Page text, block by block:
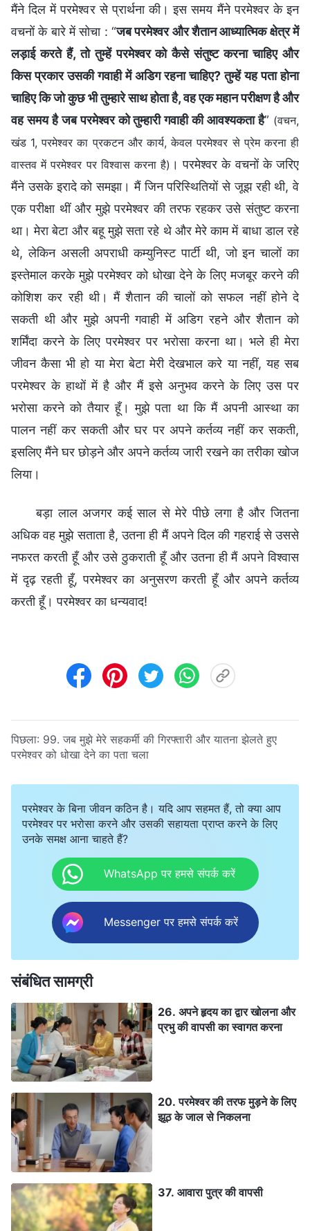
मैंने दिल में परमेश्वर से प्रार्थना की। इस समय मैंने परमेश्वर के इन
वचनों के बारे में सोचा : “जब परमेश्वर और शैतान आध्यात्मिक क्षेत्र में
लड़ाई करते हैं, तो तुम्हें परमेश्वर को कैसे संतुष्ट करना चाहिए और
किस प्रकार उसकी गवाही में अडिग रहना चाहिए? तुम्हें यह पता होना
चाहिए कि जो कुछ भी तुम्हारे साथ होता है, वह एक महान परीक्षण है और
वह समय है जब परमेश्वर को तुम्हारी गवाही की आवश्यकता है” (वचन,
खंड 1, परमेश्वर का प्रकटन और कार्य, केवल परमेश्वर से प्रेम करना ही
वास्तव में परमेश्वर पर विश्वास करना है) । परमेश्वर के वचनों के जरिए
मैंने उसके इरादे को समझा। मैं जिन परिस्थितियों से जूझ रही थी, वे
एक परीक्षा थीं और मुझे परमेश्वर की तरफ रहकर उसे संतुष्ट करना
था। मेरा बेटा और बहू मुझे सता रहे थे और मेरे काम में बाधा डाल रहे
थे, लेकिन असली अपराधी कम्युनिस्ट पार्टी थी, जो इन चालों का
इस्तेमाल करके मुझे परमेश्वर को धोखा देने के लिए मजबूर करने की
कोशिश कर रही थी। मैं शैतान की चालों को सफल नहीं होने दे
सकती थी और मुझे अपनी गवाही में अडिग रहने और शैतान को
शर्मिंदा करने के लिए परमेश्वर पर भरोसा करना था। भले ही मेरा
जीवन कैसा भी हो या मेरा बेटा मेरी देखभाल करे या नहीं, यह सब
परमेश्वर के हाथों में है और मैं इसे अनुभव करने के लिए उस पर
भरोसा करने को तैयार हूँ। मुझे पता था कि मैं अपनी आस्था का
पालन नहीं कर सकती और घर पर अपने कर्तव्य नहीं कर सकती,
इसलिए मैंने घर छोड़ने और अपने कर्तव्य जारी रखने का तरीका खोज
लिया।
बड़ा लाल अजगर कई साल से मेरे पीछे लगा है और जितना
अधिक वह मुझे सताता है, उतना ही मैं अपने दिल की गहराई से उससे
नफरत करती हूँ और उसे ठुकराती हूँ और उतना ही मैं अपने विश्वास
में दृढ़ रहती हूँ, परमेश्वर का अनुसरण करती हूँ और अपने कर्तव्य
करती हूँ। परमेश्वर का धन्यवाद!
पिछला: 99. जब मुझे मेरे सहकर्मी की गिरफ्तारी और यातना झेलते हुए
परमेश्वर को धोखा देने का पता चला
परमेश्वर के बिना जीवन कठिन है। यदि आप सहमत हैं, तो क्या आप
परमेश्वर पर भरोसा करने और उसकी सहायता प्राप्त करने के लिए
उनके समक्ष आना चाहते हैं?
WhatsApp पर हमसे संपर्क करें
Messenger पर हमसे संपर्क करें
संबंधित सामग्री
26. अपने हृदय का द्वार खोलना और
प्रभु की वापसी का स्वागत करना
20. परमेश्वर की तरफ मुड़ने के लिए
झूठ के जाल से निकलना
37. आवारा पुत्र की वापसी